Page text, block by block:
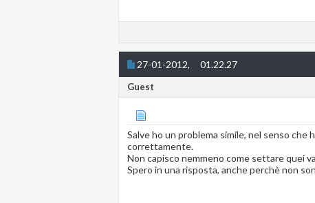
27-01-2012, 01.22.27
Guest
Salve ho un problema simile, nel senso
correttamente.
Non capisco nemmeno come settare quei
Spero in una risposta, anche perchè non